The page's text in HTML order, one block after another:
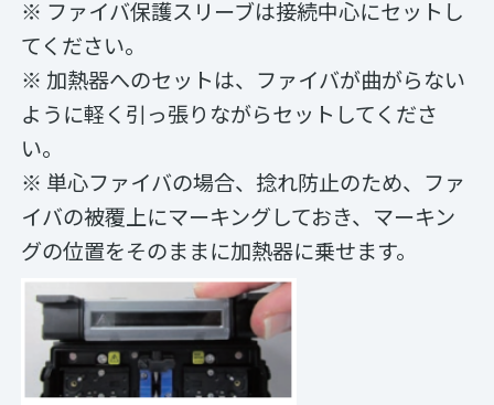
※ ファイバ保護スリーブは接続中心にセットし
てください。
※ 加熱器へのセットは、ファイバが曲がらない
ように軽く引っ張りながらセットしてくださ
い。
※ 単心ファイバの場合、捻れ防止のため、ファ
イバの被覆上にマーキングしておき、マーキン
グの位置をそのままに加熱器に乗せます。